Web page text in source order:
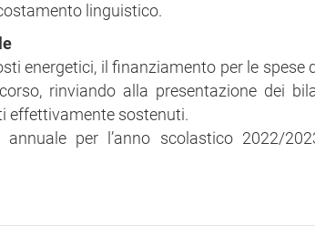
linguistico.
energetici, il finanziamento per le spese
rinviando alla presentazione dei
effettivamente sostenuti.
per l’anno scolastico 2022/